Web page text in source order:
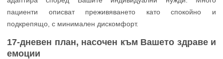
пациенти описват преживяването като спокойно и
подкрепящо, с минимален дискомфорт.
17-дневен план, насочен към Вашето здраве и
емоции